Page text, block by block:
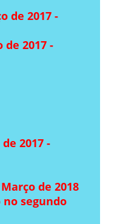
de 2017 -
de 2017 -
2017 -
de 2018
segundo